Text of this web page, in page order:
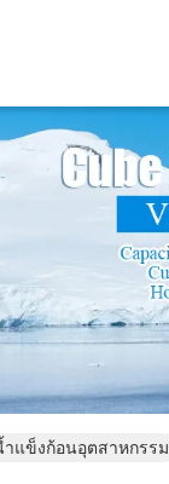
ำแข็งก้อนอุตสาหกรรม